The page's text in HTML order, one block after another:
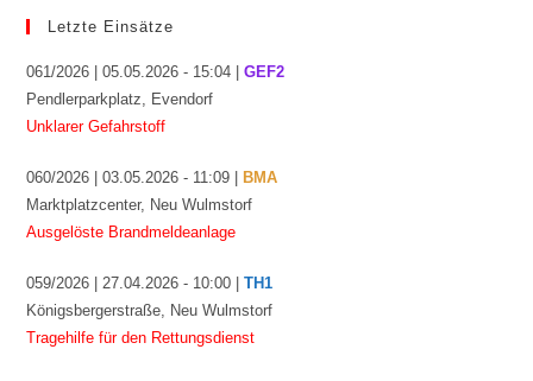
Letzte Einsätze
061/2026 | 05.05.2026 - 15:04 |GEF2
Pendlerparkplatz, Evendorf
Unklarer Gefahrstoff
060/2026 | 03.05.2026 - 11:09 |
BMA
Marktplatzcenter, Neu Wulmstorf
Ausgelöste Brandmeldeanlage
059/2026 | 27.04.2026 - 10:00 |TH1
Königsbergerstraße, Neu Wulmstorf
Tragehilfe für den Rettungsdienst